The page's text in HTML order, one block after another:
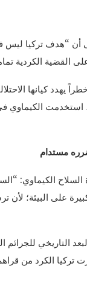
أن “هدف تركيا ليس
القضية الكردية
يهدد كيانها
مستدام
الكيماوي:
على البيئة؛ لأن
التاريخي للجرائم
تركيا الكرد من